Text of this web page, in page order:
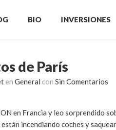
BIO INVERSIONES
de París
en General con Sin Comentarios
en Francia y leo sorprendido
incendiando coches y